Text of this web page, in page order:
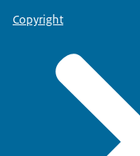
Copyright